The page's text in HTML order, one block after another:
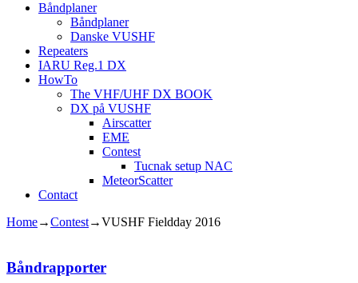
Båndplaner
Båndplaner
Danske VUSHF
Repeaters
IARU Reg.1 DX
HowTo
The VHF/UHF DX BOOK
DX på VUSHF
Airscatter
EME
Contest
Tucnak setup NAC
MeteorScatter
Contact
Home→Contest→VUSHF Fieldday 2016
Båndrapporter